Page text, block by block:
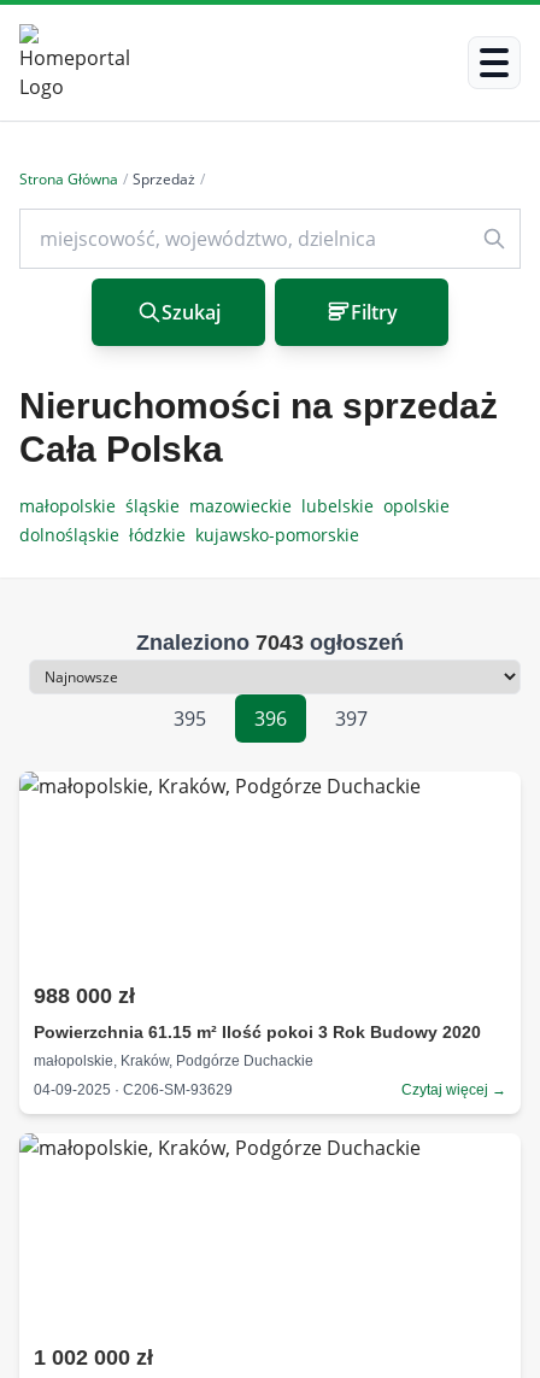
Strona Główna / Sprzedaż /
Szukaj Filtry
Nieruchomości na sprzedaż
Cała Polska
małopolskie śląskie mazowieckie lubelskie opolskie
dolnośląskie łódzkie kujawsko-pomorskie
Znaleziono 7043 ogłoszeń
Sortowanie
395
396 397
988 000 zł
Powierzchnia 61.15 m² Ilość pokoi 3 Rok Budowy 2020
małopolskie, Kraków, Podgórze Duchackie
04-09-2025 · C206-SM-93629
Czytaj więcej →
1 002 000 zł